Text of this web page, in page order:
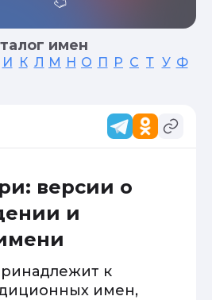
имен
И К Л М Н О П Р С Т У Ф
версии о
и
к
имен,